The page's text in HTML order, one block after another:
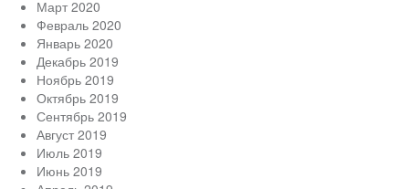
Март 2020
Февраль 2020
Январь 2020
Декабрь 2019
Ноябрь 2019
Октябрь 2019
Сентябрь 2019
Август 2019
Июль 2019
Июнь 2019